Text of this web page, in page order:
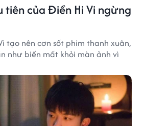
tiên của Điền Hi Vi ngừng
tạo nên cơn sốt phim thanh xuân,
như biến mất khỏi màn ảnh vì